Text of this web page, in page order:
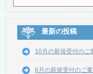
最新の投稿
10月の新規受付のご
6月の新規受付のご